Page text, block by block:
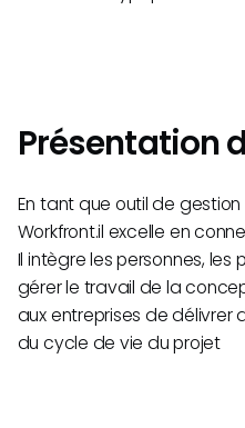
Présentation
En tant que outil de
Workfront.il excelle en
Il intègre les personnes,
gérer le travail de la
aux entreprises de
du cycle de vie du projet